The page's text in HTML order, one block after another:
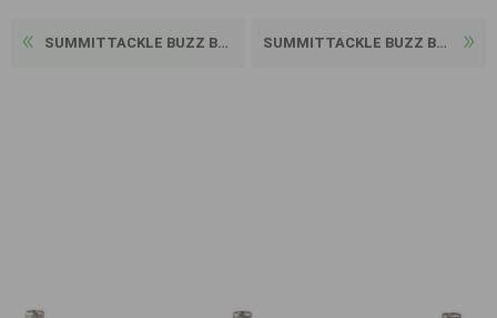
SUMMITTACKLE BUZZ BAR BLACK... SUMMITTACKLE BUZZ BAR COBAL...